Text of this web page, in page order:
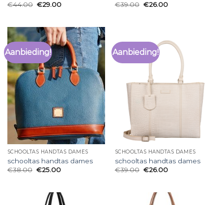
€44.00 €29.00
€39.00 €26.00
Aanbieding!
SCHOOLTAS HANDTAS DAMES
schooltas handtas dames
€38.00 €25.00
Aanbieding!
SCHOOLTAS HANDTAS DAMES
schooltas handtas dames
€39.00 €26.00